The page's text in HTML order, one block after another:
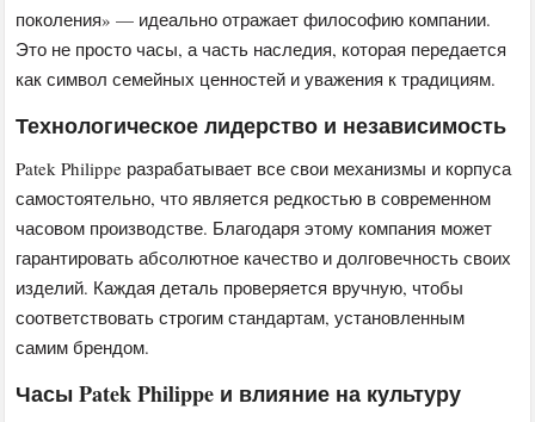
поколения» — идеально отражает философию компании.
Это не просто часы, а часть наследия, которая передается
как символ семейных ценностей и уважения к традициям.
Технологическое лидерство и независимость
Patek Philippe разрабатывает все свои механизмы и корпуса
самостоятельно, что является редкостью в современном
часовом производстве. Благодаря этому компания может
гарантировать абсолютное качество и долговечность своих
изделий. Каждая деталь проверяется вручную, чтобы
соответствовать строгим стандартам, установленным
самим брендом.
Часы Patek Philippe и влияние на культуру